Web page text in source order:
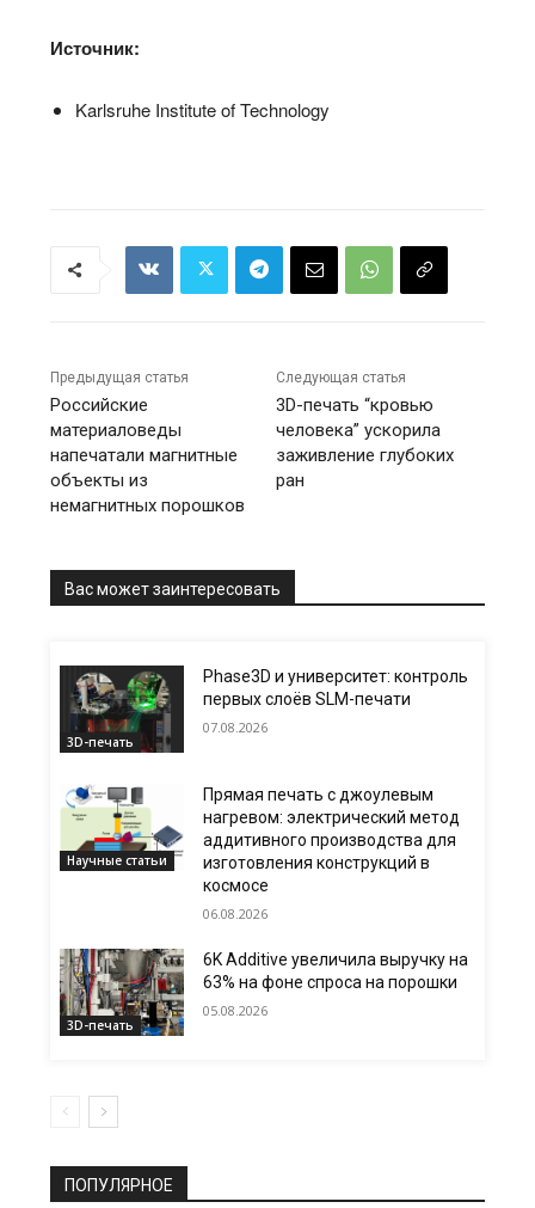
Источник:
Karlsruhe Institute of Technology
Предыдущая статья
Российские
материаловеды
напечатали магнитные
объекты из
немагнитных порошков
Следующая статья
3D-печать “кровью
человека” ускорила
заживление глубоких
ран
Вас может заинтересовать
3D-печать
Phase3D и университет: контроль
первых слоёв SLM-печати
07.08.2026
Научные статьи
Прямая печать с джоулевым
нагревом: электрический метод
аддитивного производства для
изготовления конструкций в
космосе
06.08.2026
3D-печать
6K Additive увеличила выручку на
63% на фоне спроса на порошки
05.08.2026
ПОПУЛЯРНОЕ